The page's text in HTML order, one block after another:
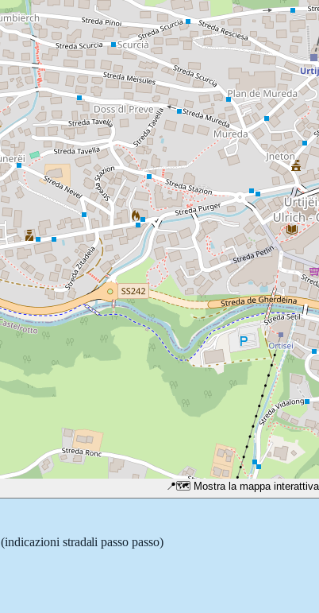
📍🗺️ Mostra la mappa interattiva
(indicazioni stradali passo passo)